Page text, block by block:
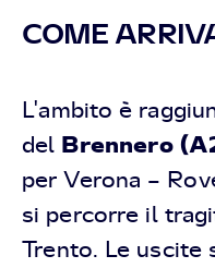
COME
L'ambito è
del Brennero
per Verona –
si percorre il
Trento. Le uscite